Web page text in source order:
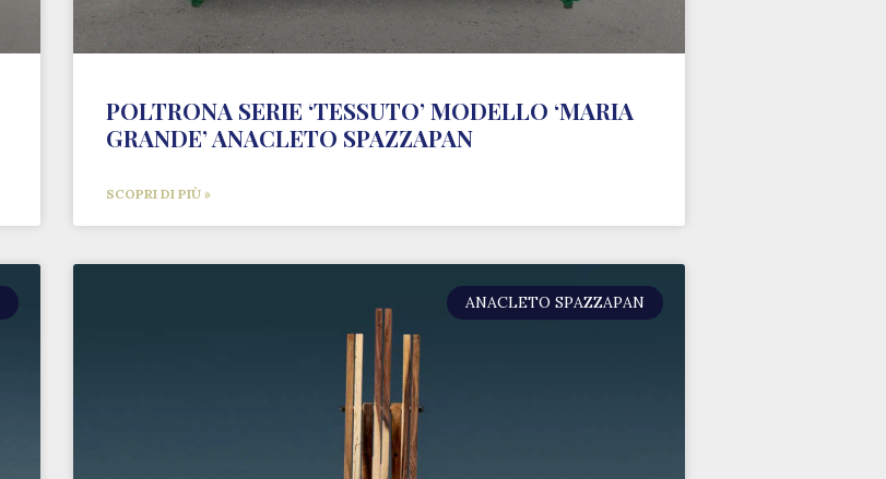
POLTRONA SERIE ‘TESSUTO’ MODELLO ‘MARIA
GRANDE’ ANACLETO SPAZZAPAN
SCOPRI DI PIÙ »
ANACLETO SPAZZAPAN